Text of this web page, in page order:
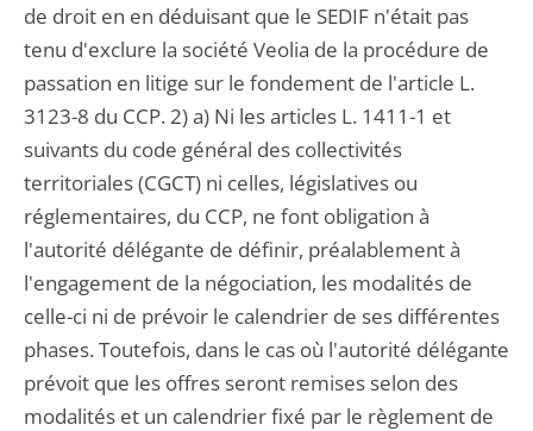
de droit en en déduisant que le SEDIF n'était pas
tenu d'exclure la société Veolia de la procédure de
passation en litige sur le fondement de l'article L.
3123-8 du CCP. 2) a) Ni les articles L. 1411-1 et
suivants du code général des collectivités
territoriales (CGCT) ni celles, législatives ou
réglementaires, du CCP, ne font obligation à
l'autorité délégante de définir, préalablement à
l'engagement de la négociation, les modalités de
celle-ci ni de prévoir le calendrier de ses différentes
phases. Toutefois, dans le cas où l'autorité délégante
prévoit que les offres seront remises selon des
modalités et un calendrier fixé par le règlement de